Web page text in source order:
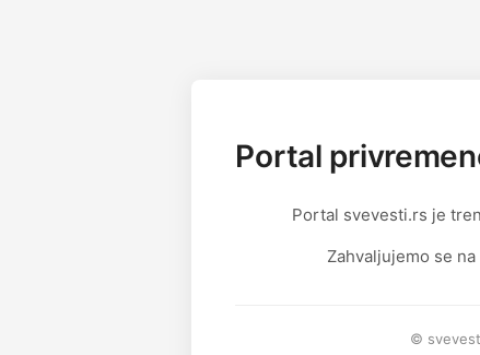
Portal
Portal svevesti.rs je
Zahvaljujemo se
©